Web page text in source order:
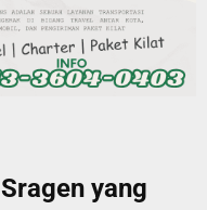
yang